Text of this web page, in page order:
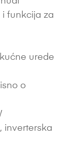
funkcija za
urede
o
inverterska